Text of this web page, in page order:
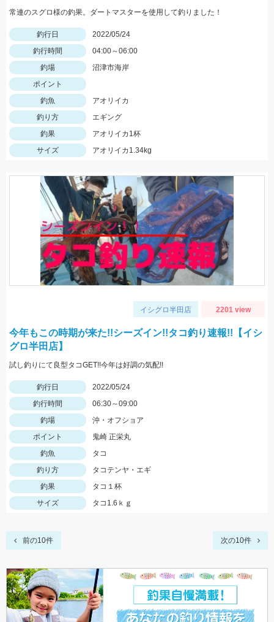
常連のスグロ様の釣果。ダートマスターを使用して釣りました！
釣行日
2022/05/24
釣行時間
04:00～06:00
釣場
沼津市海岸
ポイント
釣魚
アオリイカ
釣り方
エギング
釣果
アオリイカ1杯
サイズ
アオリイカ1.34kg
イシグロ半田店 2201 view
今年もこの時期が来た!!シーズイン!!タコ釣り速報!!【イシ
グロ半田店】
試し釣りにて良型タコGET!!今年は好調の気配!!
釣行日
2022/05/24
釣行時間
06:30～09:00
釣場
沖・オフショア
ポイント
鬼崎 正栄丸
釣魚
タコ
釣り方
タコテンヤ・エギ
釣果
タコ１杯
サイズ
タコ1.6ｋｇ
前の10件 次の10件